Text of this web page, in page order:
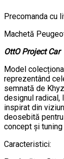
Precomanda cu
Machetă
OttO Project Car
Model
reprezentând
semnată de
designul radical,
inspirat din
deosebită
concept și tuning
Caracteristici: